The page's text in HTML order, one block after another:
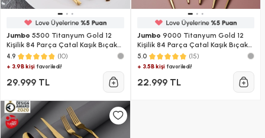
Jumbo 5500 Titanyum Gold 12
Kişilik 84 Parça Çatal Kaşık Bıçak
Takımı
4.9 (10)
+ 3.9B kişi favoriledi!
29.999 TL
Jumbo 9000 Titanyum Gold 12
Kişilik 84 Parça Çatal Kaşık Bıçak
Takımı
5.0 (15)
+ 3.5B kişifavoriledi!
22.999 TL